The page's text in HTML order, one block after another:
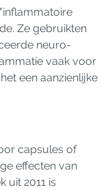
Ze gebruikten
neuro-
vaak voor
een aanzienlijke
capsules of
effecten van
uit 2011 is